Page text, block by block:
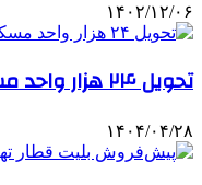
۱۴۰۲/۱۲/۰۶
تحویل ۲۴ هزار واحد مسکونی در هفته دولت
۱۴۰۴/۰۴/۲۸